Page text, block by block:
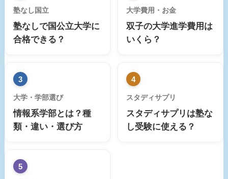
塾なし国立
塾なしで国公立大学に
合格できる？
大学費用・お金
双子の大学進学費用は
いくら？
3
大学・学部選び
情報系学部とは？種
類・違い・選び方
4
スタディサプリ
スタディサプリは塾な
し受験に使える？
5